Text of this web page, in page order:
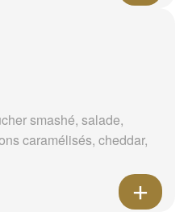
smashé, salade,
caramélisés, cheddar,